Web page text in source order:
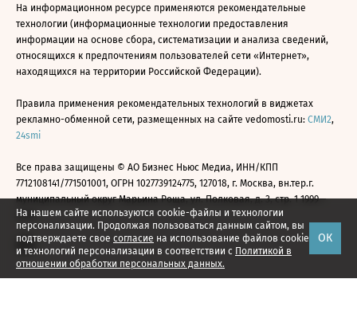
На нашем сайте используются cookie-файлы и технологии
персонализации. Продолжая пользоваться данным сайтом, вы
подтверждаете свое согласие на использование файлов cookie
и технологий персонализации в соответствии с Политикой в
отношении обработки персональных данных.
ОК
На информационном ресурсе применяются рекомендательные
технологии (информационные технологии предоставления
информации на основе сбора, систематизации и анализа сведений,
относящихся к предпочтениям пользователей сети «Интернет»,
находящихся на территории Российской Федерации).
Правила применения рекомендательных технологий в виджетах
рекламно-обменной сети, размещенных на сайте vedomosti.ru: СМИ2,
24smi
Все права защищены © АО Бизнес Ньюс Медиа, ИНН/КПП
7712108141/771501001, ОГРН 1027739124775, 127018, г. Москва, вн.тер.г.
муниципальный округ Марьина Роща, ул. Полковая, д. 3, стр. 1 1999—
2026